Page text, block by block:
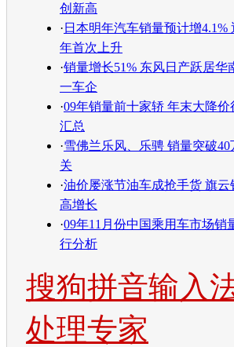
创新高
· 日本明年汽车销量预计增4.1%
年首次上升
·销量增长51% 东风日产跃居华
一车企
·09年销量前十家轿 年末大降价
汇总
·雪佛兰乐风、乐骋 销量突破40
关
·油价屡涨节油车成抢手货 旗云
高增长
·09年11月份中国乘用车市场销
行分析
搜狗拼音输入
处理专家